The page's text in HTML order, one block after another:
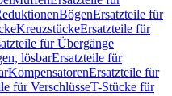
BögenErsatzteile für
KreuzstückeErsatzteile für
für Übergänge
lösbarErsatzteile für
KompensatorenErsatzteile für
für VerschlüsseT-Stücke für